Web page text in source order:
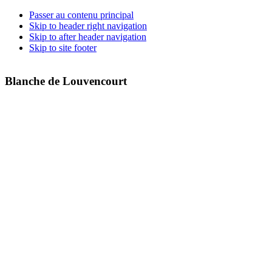
Passer au contenu principal
Skip to header right navigation
Skip to after header navigation
Skip to site footer
Blanche de Louvencourt